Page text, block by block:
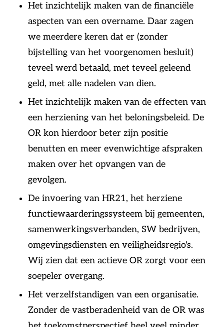
Het inzichtelijk maken van de financiële
aspecten van een overname. Daar zagen
we meerdere keren dat er (zonder
bijstelling van het voorgenomen besluit)
teveel werd betaald, met teveel geleend
geld, met alle nadelen van dien.
Het inzichtelijk maken van de effecten van
een herziening van het beloningsbeleid. De
OR kon hierdoor beter zijn positie
benutten en meer evenwichtige afspraken
maken over het opvangen van de
gevolgen.
De invoering van HR21, het herziene
functiewaarderingssysteem bij gemeenten,
samenwerkingsverbanden, SW bedrijven,
omgevingsdiensten en veiligheidsregio's.
Wij zien dat een actieve OR zorgt voor een
soepeler overgang.
Het verzelfstandigen van een organisatie.
Zonder de vastberadenheid van de OR was